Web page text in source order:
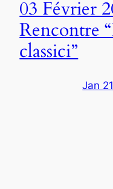
03 Février
Rencontre
classici”
Jan